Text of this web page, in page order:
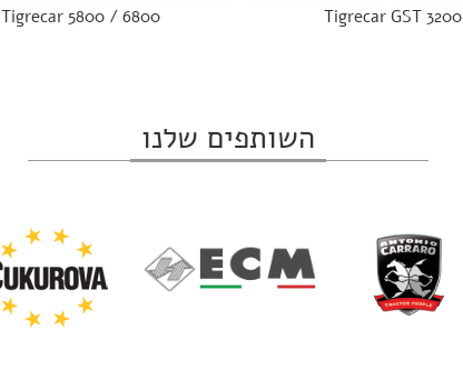
Tigrecar GST 3200
Tigrecar 5800 / 6800
השותפים שלנו